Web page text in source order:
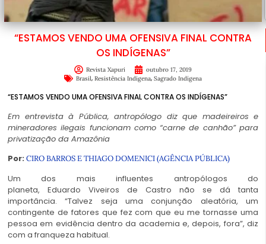
“ESTAMOS VENDO UMA OFENSIVA FINAL CONTRA
OS INDÍGENAS”
Revista Xapuri
outubro 17, 2019
Brasil, Resistência Indígena, Sagrado Indígena
“ESTAMOS VENDO UMA OFENSIVA FINAL CONTRA OS INDÍGENAS”
Em entrevista à Pública, antropólogo diz que madeireiros e
mineradores ilegais funcionam como “carne de canhão” para
privatização da Amazônia
Por: CIRO BARROS E THIAGO DOMENICI (AGÊNCIA PÚBLICA)
Um dos mais influentes antropólogos do
planeta, Eduardo Viveiros de Castro não se dá tanta
importância. “Talvez seja uma conjunção aleatória, um
contingente de fatores que fez com que eu me tornasse uma
pessoa em evidência dentro da academia e, depois, fora”, diz
com a franqueza habitual.